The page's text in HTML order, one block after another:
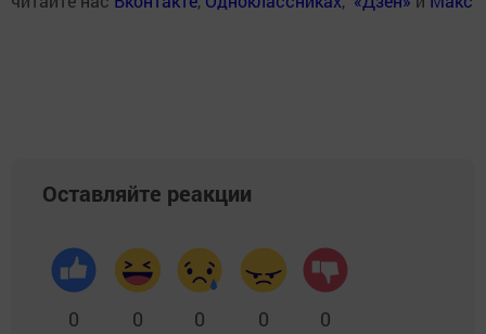
Оставляйте реакции
0 0 0 0 0